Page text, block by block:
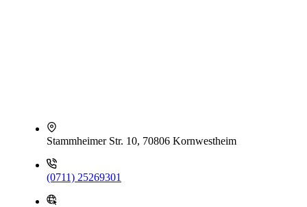
Stammheimer Str. 10, 70806 Kornwestheim
(0711) 25269301